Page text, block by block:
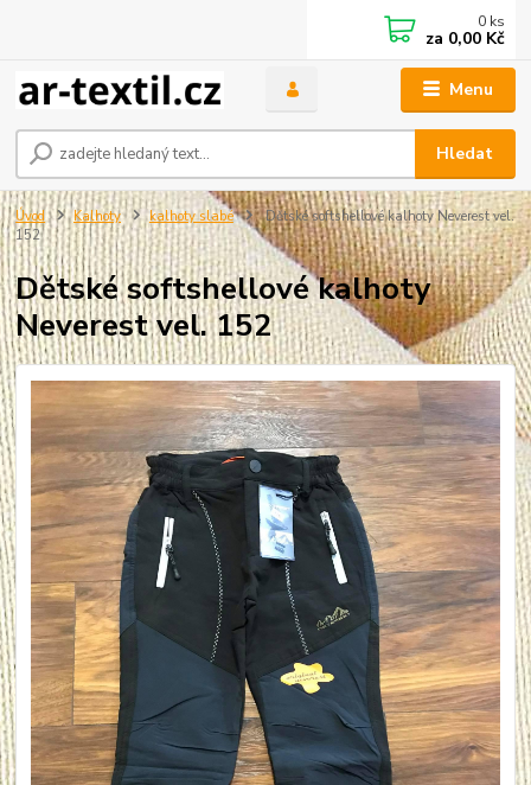
Menu
Hledat
0 ks
za 0,00 Kč
Úvod Kalhoty kalhoty slabé
Dětské softshellové kalhoty Neverest vel.
152
Dětské softshellové kalhoty
Neverest vel. 152